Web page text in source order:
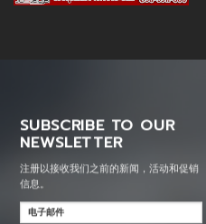
SUBSCRIBE TO OUR
NEWSLETTER
注册以接收我们之前的新闻，活动和促销
信息。